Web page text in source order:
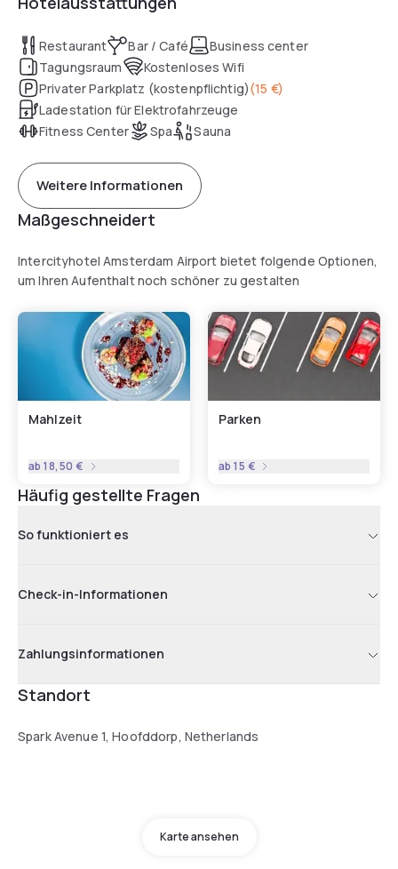
Restaurant Bar / Café
Business center
Tagungsraum
Kostenloses Wifi
Privater Parkplatz (kostenpflichtig)(15 €)
Ladestation für Elektrofahrzeuge
Fitness Center
Spa Sauna
Weitere Informationen
Maßgeschneidert
Intercityhotel Amsterdam Airport bietet folgende Optionen,
um Ihren Aufenthalt noch schöner zu gestalten
Mahlzeit
ab18,50 €
Parken
ab15 €
Häufig gestellte Fragen
So funktioniert es
Check-in-Informationen
Zahlungsinformationen
Standort
Spark Avenue 1, Hoofddorp, Netherlands
Karte ansehen